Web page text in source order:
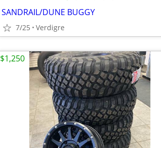
SANDRAIL/DUNE BUGGY
7/25 Verdigre
$1,250